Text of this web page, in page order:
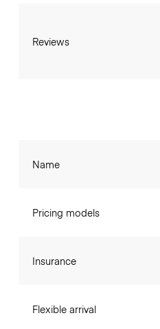
Reviews
Name
Pricing models
Insurance
Flexible arrival